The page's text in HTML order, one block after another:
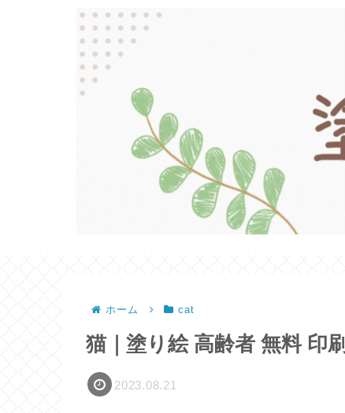
ホーム cat
猫｜塗り絵 高齢者 無料 印刷
2023.08.21